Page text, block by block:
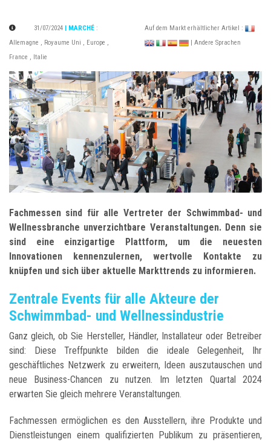
31/07/2024 | MARCHÉ :
Allemagne , Royaume Uni , Europe ,
France , Italie
Auf dem Markt erhältlicher Artikel :
| Andere Sprachen
Fachmessen sind für alle Vertreter der Schwimmbad- und
Wellnessbranche unverzichtbare Veranstaltungen. Denn sie
sind eine einzigartige Plattform, um die neuesten
Innovationen kennenzulernen, wertvolle Kontakte zu
knüpfen und sich über aktuelle Markttrends zu informieren.
Zentrale Events für alle Akteure der
Schwimmbad- und Wellnessindustrie
Ganz gleich, ob Sie Hersteller, Händler, Installateur oder Betreiber
sind: Diese Treffpunkte bilden die ideale Gelegenheit, Ihr
geschäftliches Netzwerk zu erweitern, Ideen auszutauschen und
neue Business-Chancen zu nutzen. Im letzten Quartal 2024
erwarten Sie gleich mehrere Veranstaltungen.
Fachmessen ermöglichen es den Ausstellern, ihre Produkte und
Dienstleistungen einem qualifizierten Publikum zu präsentieren,